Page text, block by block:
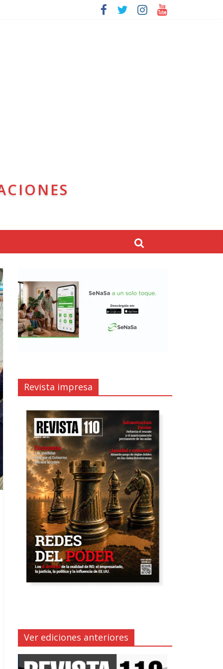
Revista impresa
Ver ediciones anteriores